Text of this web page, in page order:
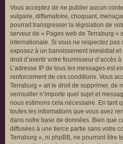
Vous acceptez de ne publier aucun
vulgaire, diffamatoire, choquant,
pourrait transgresser la législation de
serveur de « Pages web de Terraburg »
internationale. Si vous ne respectez pas
exposez à un bannissement immédiat
droit d’avertir votre fournisseur d’accès
L’adresse IP de tous les messages est
renforcement de ces conditions. Vous
Terraburg » ait le droit de supprimer, de
verrouiller n’importe quel sujet et
nous estimons cela nécessaire. En tant
toutes les informations que vous avez
dans notre base de données. Bien que
diffusées à une tierce partie sans votre
Terraburg », ni phpBB, ne pourront être